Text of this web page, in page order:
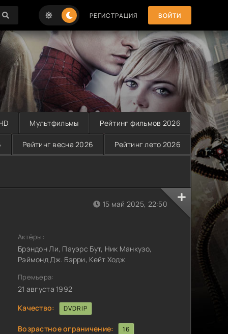
РЕГИСТРАЦИЯ ВОЙТИ
Мультфильмы Рейтинг фильмов 2026
Рейтинг весна 2026 Рейтинг лето 2026
15 май 2025, 22:50
Актёры:
Брэндон Ли, Пауэрс Бут, Ник Манкузо,
Рэймонд Дж. Бэрри, Кейт Ходж
Премьера:
21 августа 1992
Качество:
DVDRIP
Возрастное ограничение: 16